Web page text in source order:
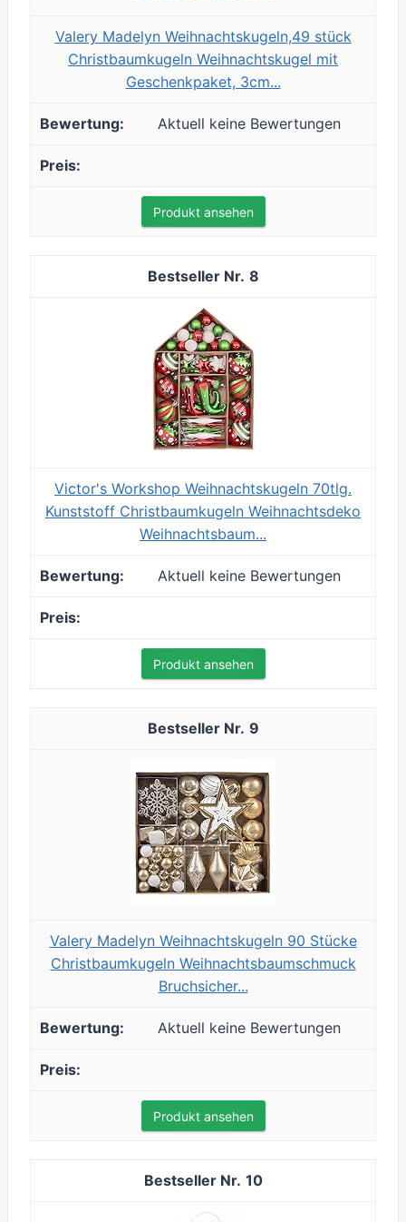
Valery Madelyn Weihnachtskugeln,49 stück
Christbaumkugeln Weihnachtskugel mit
Geschenkpaket, 3cm...
Aktuell keine Bewertungen
Produkt ansehen
8
Victor's Workshop Weihnachtskugeln 70tlg.
Kunststoff Christbaumkugeln Weihnachtsdeko
Weihnachtsbaum...
Aktuell keine Bewertungen
Produkt ansehen
9
Valery Madelyn Weihnachtskugeln 90 Stücke
Christbaumkugeln Weihnachtsbaumschmuck
Bruchsicher...
Aktuell keine Bewertungen
Produkt ansehen
10